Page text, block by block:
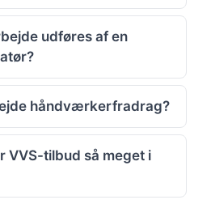
udføres af en
håndværkerfradrag?
VVS-tilbud så meget i